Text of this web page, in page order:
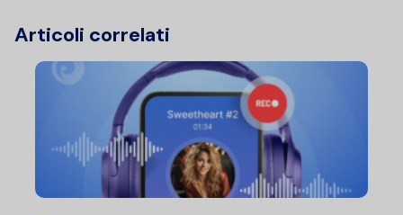
Articoli correlati